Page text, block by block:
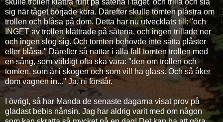
sig när tåget började köra. Därefter skulle tomten plåstra om
trollen och blåsa på dom. Detta har nu utvecklats till: "och
INGET av trollen klättrade på sätena, och ingen trillade ner
och ingen slog sig. Och tomten behövde inte sätta plåster
eller blåsa." Därefter så nattar i alla fall tomten trollen med
en sång, som väldigt ofta ska vara: "den om trollen och
tomten, som är i skogen och som vill ha glass. Och så åker
dom vagnen in..." Ja, ni förstår.
I övrigt, så har Manda de senaste dagarna visat prov på
gladast bebis nånsin. Jag har aldrig varit med om någon